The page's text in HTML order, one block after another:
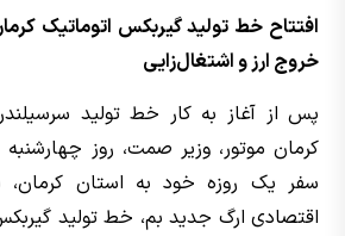
افتتاح خط تولید گیربکس اتوماتیک
خروج ارز و اشتغال‌زایی
پس از آغاز به کار خط تولید
سفر یک روزه خود به استان